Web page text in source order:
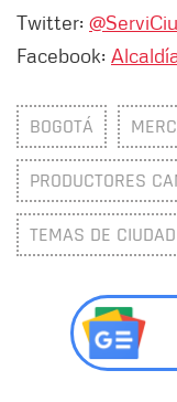
Twitter:
Facebook:
BOGOTÁ
PRODUCTORES
TEMAS DE CIUDAD